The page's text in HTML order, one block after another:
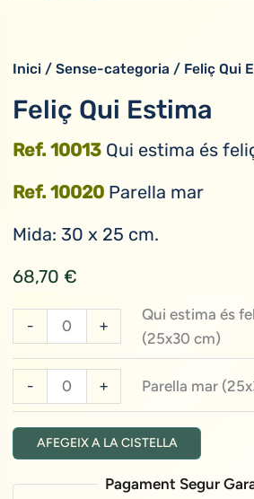
Inici /Sense-categoria / Feliç Qui
Feliç Qui Estima
Ref. 10013 Qui estima és
Ref. 10020 Parella mar
Mida: 30 x 25 cm.
68,70€
-
quantitat
de
Qui
estima
és
feliç
(25x30
cm)
+
Qui estima és
(25x30 cm)
-
quantitat
de
Parella
mar
+ Parella mar
AFEGEIX A LA CISTELLA
Pagament Segur